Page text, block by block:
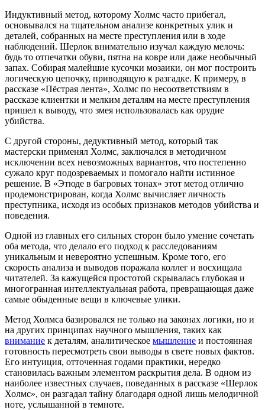
Индуктивный метод, которому Холмс часто прибегал,
основывался на тщательном анализе конкретных улик и
деталей, собранных на месте преступления или в ходе
наблюдений. Шерлок внимательно изучал каждую мелочь:
будь то отпечатки обуви, пятна на ковре или даже необычный
запах. Собирая малейшие кусочки мозаики, он мог построить
логическую цепочку, приводящую к разгадке. К примеру, в
рассказе «Пёстрая лента», Холмс по несоответствиям в
рассказе клиентки и мелким деталям на месте преступления
пришел к выводу, что змея использовалась как орудие
убийства.
С другой стороны, дедуктивный метод, который так
мастерски применял Холмс, заключался в методичном
исключении всех невозможных вариантов, что постепенно
сужало круг подозреваемых и помогало найти истинное
решение. В «Этюде в багровых тонах» этот метод отлично
продемонстрирован, когда Холмс вычисляет личность
преступника, исходя из особых признаков методов убийства и
поведения.
Одной из главных его сильных сторон было умение сочетать
оба метода, что делало его подход к расследованиям
уникальным и невероятно успешным. Кроме того, его
скорость анализа и выводов поражала коллег и восхищала
читателей. За кажущейся простотой скрывалась глубокая и
многогранная интеллектуальная работа, превращающая даже
самые обыденные вещи в ключевые улики.
Метод Холмса базировался не только на законах логики, но и
на других принципах научного мышления, таких как
внимание к деталям, аналитическое мышление и постоянная
готовность пересмотреть свои выводы в свете новых фактов.
Его интуиция, отточенная годами практики, нередко
становилась важным элементом раскрытия дела. В одном из
наиболее известных случаев, поведанных в рассказе «Шерлок
Холмс», он разгадал тайну благодаря одной лишь мелодичной
ноте, услышанной в темноте.